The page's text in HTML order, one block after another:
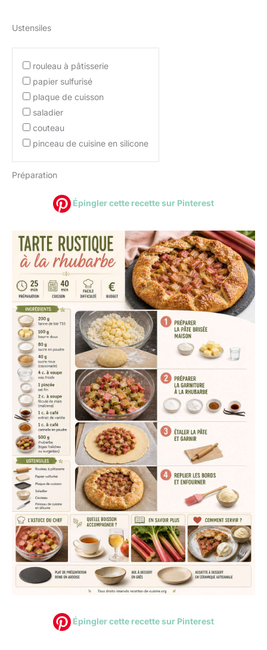
Ustensiles
rouleau à pâtisserie
papier sulfurisé
plaque de cuisson
saladier
couteau
pinceau de cuisine en silicone
Préparation
Épingler cette recette sur Pinterest
Épingler cette recette sur Pinterest